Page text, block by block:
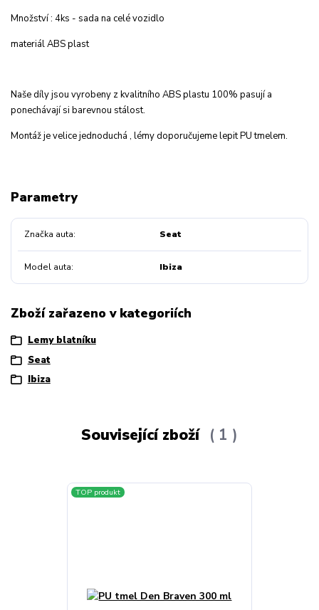
Množství : 4ks - sada na celé vozidlo
materiál ABS plast
Naše díly jsou vyrobeny z kvalitního ABS plastu 100% pasují a
ponechávají si barevnou stálost.
Montáž je velice jednoduchá , lémy doporučujeme lepit PU tmelem.
Parametry
Značka auta Seat
Model auta Ibiza
Zboží zařazeno v kategoriích
Lemy blatníku
Seat
Ibiza
Související zboží 1
TOP produkt